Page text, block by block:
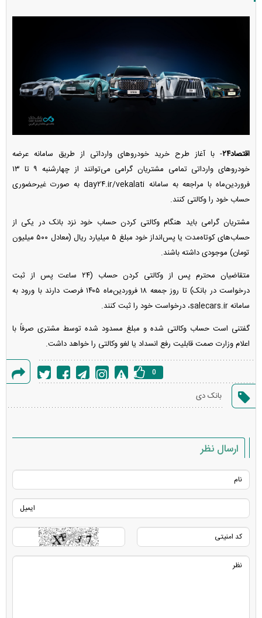
اقتصاد۲۴
- با آغاز طرح خرید خودرو‌های وارداتی از طریق سامانه عرضه
خودرو‌های وارداتی تمامی مشتریان گرامی می‌توانند از چهارشنبه ۹ تا ۱۳
فروردین‌ماه با مراجعه به سامانه day۲۴.ir/vekalati به صورت غیرحضوری
حساب خود را وکالتی کنند.
مشتریان گرامی باید هنگام وکالتی کردن حساب خود نزد بانک در یکی از
حساب‌های کوتاه‌مدت یا پس‌انداز خود مبلغ ۵ میلیارد ریال (معادل ۵۰۰ میلیون
تومان) موجودی داشته باشند.
متقاضیان محترم پس از وکالتی کردن حساب (۲۴ ساعت پس از ثبت
درخواست در بانک) تا روز جمعه ۱۸ فروردین‌ماه ۱۴۰۵ فرصت دارند با ورود به
سامانه salecars.ir، درخواست خود را ثبت کنند.
گفتنی است حساب وکالتی شده و مبلغ مسدود شده توسط مشتری صرفاً با
اعلام وزارت صمت قابلیت رفع انسداد یا لغو وکالتی را خواهد داشت.
خطا
0
بانک دی
ارسال نظر